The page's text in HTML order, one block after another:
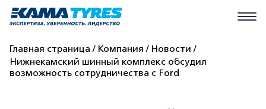
Главная страница Компания
Новости
Нижнекамский шинный комплекс обсудил
возможность сотрудничества с Ford